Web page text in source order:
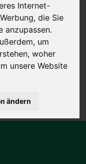
Internet-
die Sie
anzupassen.
um
woher
unsere Website
ändern
Autos inklusive der
nicht mit Dritten